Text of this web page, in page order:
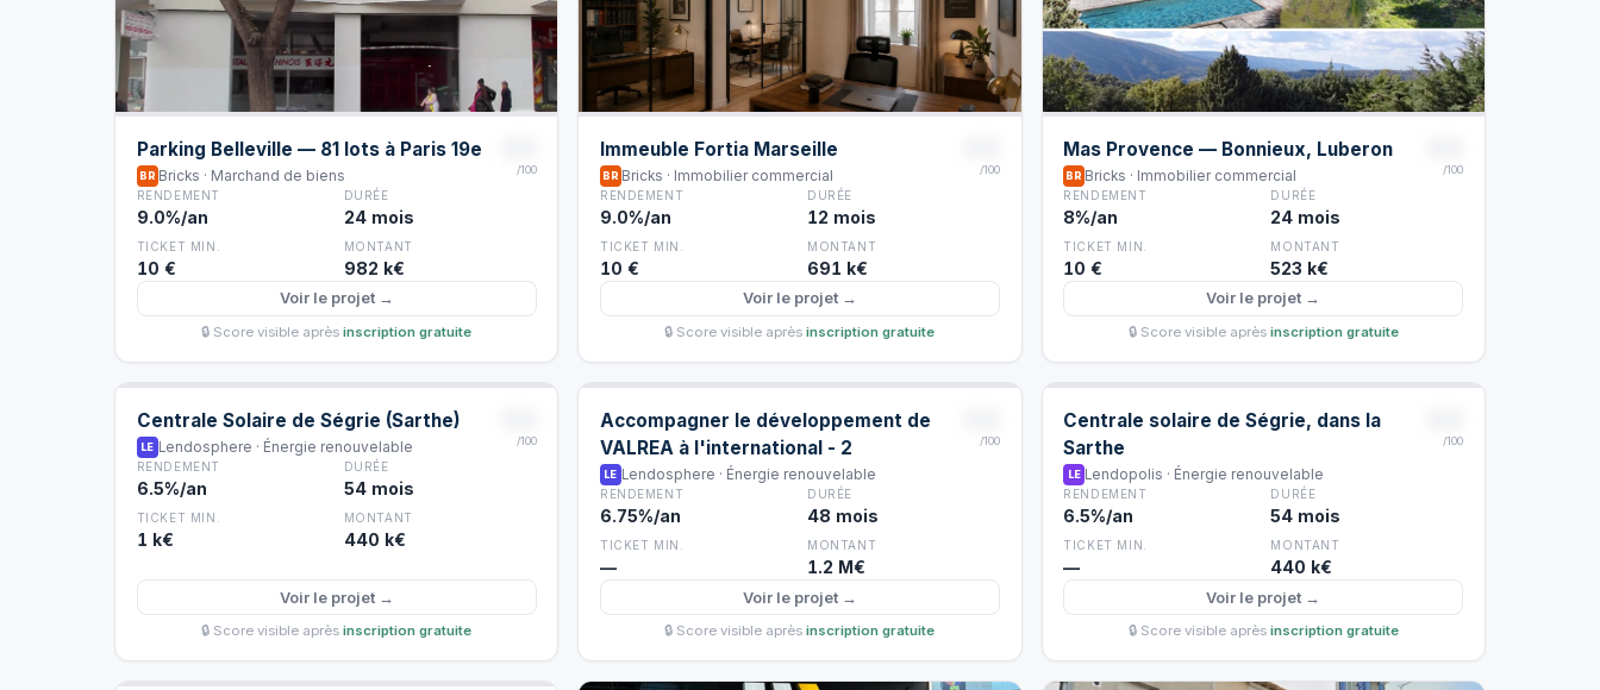
Parking Belleville — 81 lots à Paris 19e
BR Bricks · Marchand de biens /100
RENDEMENT
9.0%/an
DURÉE
24 mois
TICKET MIN.
10 €
MONTANT
982 k€
Voir le projet →
🔒 Score visible aprèsinscription gratuite
Immeuble Fortia Marseille
BR Bricks · Immobilier commercial /100
RENDEMENT
9.0%/an
DURÉE
12 mois
TICKET MIN.
10 €
MONTANT
691 k€
Voir le projet →
🔒 Score visible aprèsinscription gratuite
Mas Provence — Bonnieux, Luberon
BR Bricks · Immobilier commercial /100
RENDEMENT
8%/an
DURÉE
24 mois
TICKET MIN.
10 €
MONTANT
523 k€
Voir le projet →
🔒 Score visible après inscription gratuite
Centrale Solaire de Ségrie (Sarthe)
LE Lendosphere · Énergie renouvelable /100
RENDEMENT
6.5%/an
DURÉE
54 mois
TICKET MIN.
1 k€
MONTANT
440 k€
Voir le projet →
🔒 Score visible aprèsinscription gratuite
Accompagner le développement de
VALREA à l'international - 2
LE Lendosphere · Énergie renouvelable
/100
RENDEMENT
6.75%/an
DURÉE
48 mois
TICKET MIN.
—
MONTANT
1.2 M€
Voir le projet →
🔒 Score visible aprèsinscription gratuite
Centrale solaire de Ségrie, dans la
Sarthe
LE Lendopolis · Énergie renouvelable
/100
RENDEMENT
6.5%/an
DURÉE
54 mois
TICKET MIN.
—
MONTANT
440 k€
Voir le projet →
🔒 Score visible après inscription gratuite